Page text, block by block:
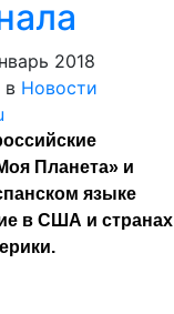
2018
в Новости
Планета» и
языке
в США и странах